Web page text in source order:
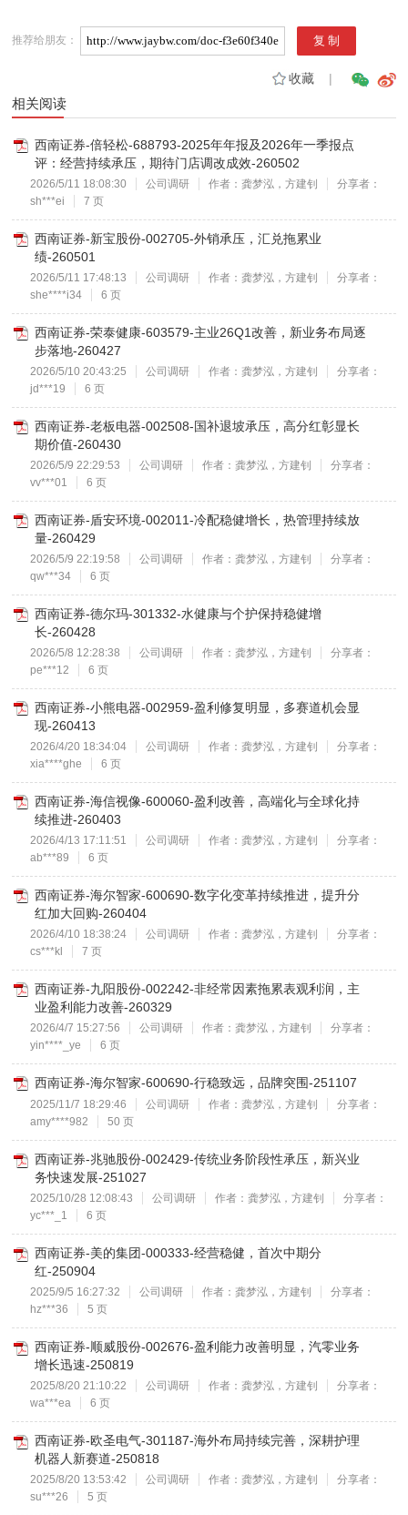
推荐给朋友：
收藏|
相关阅读
西南证券-倍轻松-688793-2025年年报及2026年一季报点
评：经营持续承压，期待门店调改成效-260502
2026/5/11 18:08:30 公司调研 作者：龚梦泓，方建钊
分享者：
sh***ei
7 页
西南证券-新宝股份-002705-外销承压，汇兑拖累业
绩-260501
2026/5/11 17:48:13 公司调研 作者：龚梦泓，方建钊
分享者：
she****i34
6 页
西南证券-荣泰健康-603579-主业26Q1改善，新业务布局逐
步落地-260427
2026/5/10 20:43:25 公司调研 作者：龚梦泓，方建钊
分享者：
jd***19
6 页
西南证券-老板电器-002508-国补退坡承压，高分红彰显长
期价值-260430
2026/5/9 22:29:53 公司调研 作者：龚梦泓，方建钊
分享者：
vv***01
6 页
西南证券-盾安环境-002011-冷配稳健增长，热管理持续放
量-260429
2026/5/9 22:19:58 公司调研 作者：龚梦泓，方建钊
分享者：
qw***34
6 页
西南证券-德尔玛-301332-水健康与个护保持稳健增
长-260428
2026/5/8 12:28:38 公司调研 作者：龚梦泓，方建钊
分享者：
pe***12
6 页
西南证券-小熊电器-002959-盈利修复明显，多赛道机会显
现-260413
2026/4/20 18:34:04 公司调研 作者：龚梦泓，方建钊
分享者：
xia****ghe
6 页
西南证券-海信视像-600060-盈利改善，高端化与全球化持
续推进-260403
2026/4/13 17:11:51 公司调研 作者：龚梦泓，方建钊
分享者：
ab***89
6 页
西南证券-海尔智家-600690-数字化变革持续推进，提升分
红加大回购-260404
2026/4/10 18:38:24 公司调研 作者：龚梦泓，方建钊
分享者：
cs***kl
7 页
西南证券-九阳股份-002242-非经常因素拖累表观利润，主
业盈利能力改善-260329
2026/4/7 15:27:56 公司调研 作者：龚梦泓，方建钊
分享者：
yin****_ye
6 页
西南证券-海尔智家-600690-行稳致远，品牌突围-251107
2025/11/7 18:29:46 公司调研 作者：龚梦泓，方建钊
分享者：
amy****982
50 页
西南证券-兆驰股份-002429-传统业务阶段性承压，新兴业
务快速发展-251027
2025/10/28 12:08:43 公司调研 作者：龚梦泓，方建钊
分享者：
yc***_1
6 页
西南证券-美的集团-000333-经营稳健，首次中期分
红-250904
2025/9/5 16:27:32 公司调研 作者：龚梦泓，方建钊
分享者：
hz***36
5 页
西南证券-顺威股份-002676-盈利能力改善明显，汽零业务
增长迅速-250819
2025/8/20 21:10:22 公司调研 作者：龚梦泓，方建钊
分享者：
wa***ea
6 页
西南证券-欧圣电气-301187-海外布局持续完善，深耕护理
机器人新赛道-250818
2025/8/20 13:53:42 公司调研 作者：龚梦泓，方建钊
分享者：
su***26
5 页